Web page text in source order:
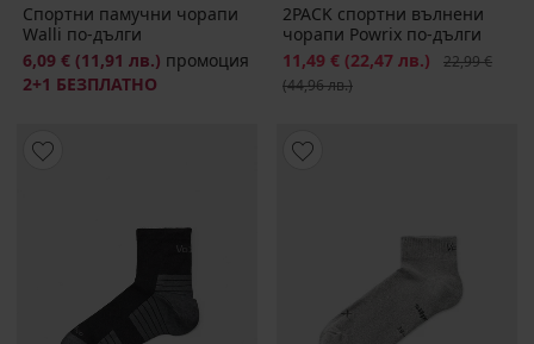
Спортни памучни чорапи
Walli по-дълги
6,09 € (11,91 лв.) промоция
2+1 БЕЗПЛАТНО
2PACK спортни вълнени
чорапи Powrix по-дълги
Намаление
11,49 € (22,47 лв.)
22,99 €
(44,96 лв.)